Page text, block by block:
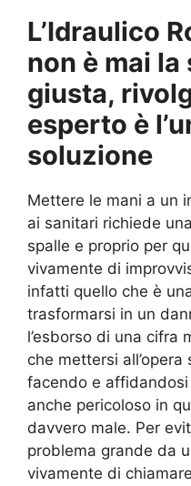
L’Idraulico
non è mai
giusta,
esperto è
soluzione
Mettere le mani a un
ai sanitari richiede
spalle e proprio per
vivamente di
infatti quello che è
trasformarsi in un
l’esborso di una cifra
che mettersi
facendo e
anche pericoloso in
davvero male. Per
problema grande da
vivamente di